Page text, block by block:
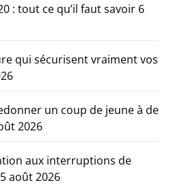
: tout ce qu’il faut savoir 6
qui sécurisent vraiment vos
un coup de jeune à de
2026
aux interruptions de
5 août 2026